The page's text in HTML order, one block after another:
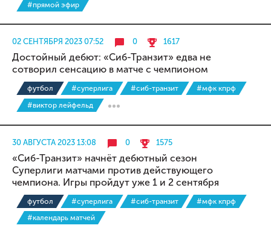
#прямой эфир
02 СЕНТЯБРЯ 2023 07:52 0 1617
Достойный дебют: «Сиб-Транзит» едва не
сотворил сенсацию в матче с чемпионом
футбол #суперлига #сиб-транзит
#мфк кпрф
#виктор лейфельд
30 АВГУСТА 2023 13:08 0 1575
«Сиб-Транзит» начнёт дебютный сезон
Суперлиги матчами против действующего
чемпиона. Игры пройдут уже 1 и 2 сентября
футбол #суперлига #сиб-транзит
#мфк кпрф
#календарь матчей